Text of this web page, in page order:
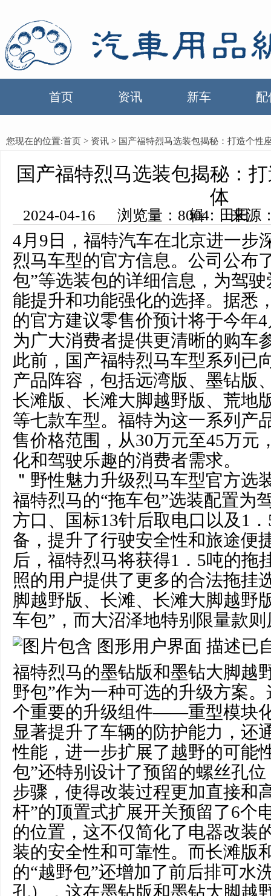
首页 资讯 新车 配
您现在的位置:首页 > 资讯 > 国产福特烈马选装包揭秘：打造个性
国产福特烈马选装包揭秘：
体
2024-04-16 浏览量：8004 来源：中国汽车用品网 编辑：田田
4月9日，福特汽车在北京进一步
烈马车型的官方信息。公司公布
包”等选装包的详细信息，为驾
能提升和功能强化的选择。据悉
的官方建议零售价预计将于今年
为广大消费者提供更清晰的购车
此前，国产福特烈马车型系列已
产品阵容，包括远湾版、墨钻版
长滩版、长滩大脚越野版、荒地
等七款车型。福特为这一系列产
售价格范围，从30万元至45万元
化和驾驶乐趣的消费者需求。
＂野性魅力升级烈马车型官方选
福特烈马的“拖车包”选装配置为
方口、国标13针后取电口以及1
备，提升了行驶安全性和旅途便
后，福特烈马将获得1．5吨的拖
照的用户提供了更多的合法拖挂
脚越野版、长滩、长滩大脚越野
车包”，而大沼泽地特别限量款
福特烈马的墨钻版和墨钻大脚越
野包”作为一种可选的升级方案
个重要的升级组件——重型模块
显著提升了车辆的防护能力，还
性能，进一步扩展了越野的可能
包”还特别设计了预留的螺丝孔
步骤，使得改装过程更加直接和
杆”的顶置式扩展开关预留了6个
的位置，这不仅简化了电器改装
装的安全性和可靠性。而长滩版
的“越野包”还增加了前后排可水
孔），这在墨钻版和墨钻大脚越